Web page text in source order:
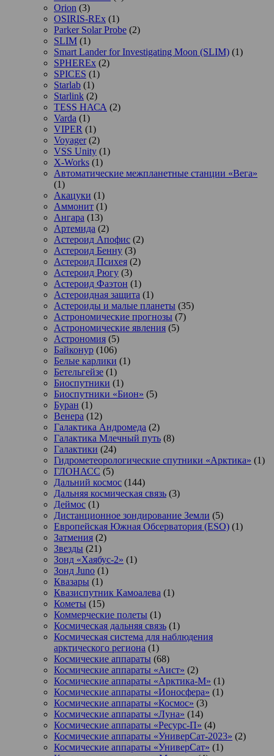
Orion (3)
OSIRIS-REx (1)
Parker Solar Probe (2)
SLIM (1)
Smart Lander for Investigating Moon (SLIM) (1)
SPHEREx (2)
SPICES (1)
Starlab (1)
Starlink (2)
TESS НАСА (2)
Varda (1)
VIPER (1)
Voyager(2)
VSS Unity (1)
X-Works (1)
Автоматические межпланетные станции «Вега»
(1)
Акацуки (1)
Аммонит (1)
Ангара (13)
Артемида (2)
Астероид Апофис (2)
Астероид Бенну (3)
Астероид Психея (2)
Астероид Рюгу (3)
Астероид Фаэтон (1)
Астероидная защита (1)
Астероиды и малые планеты (35)
Астрономические прогнозы (7)
Астрономические явления (5)
Астрономия (5)
Байконур (106)
Белые карлики (1)
Бетельгейзе (1)
Биоспутники (1)
Биоспутники «Бион» (5)
Буран (1)
Венера (12)
Галактика Андромеда (2)
Галактика Млечный путь (8)
Галактики (24)
Гидрометеорологические спутники «Арктика» (1)
ГЛОНАСС (5)
Дальний космос (144)
Дальняя космическая связь (3)
Деймос (1)
Дистанционное зондирование Земли (5)
Европейская Южная Обсерватория (ESO) (1)
Затмения (2)
Звезды (21)
Зонд «Хаябус-2» (1)
Зонд Juno (1)
Квазары (1)
Квазиспутник Камоалева (1)
Кометы (15)
Коммерческие полеты (1)
Космическая дальняя связь (1)
Космическая система для наблюдения
арктического региона (1)
Космические аппараты (68)
Космические аппараты «Аист» (2)
Космические аппараты «Арктика-М» (1)
Космические аппараты «Ионосфера» (1)
Космические аппараты «Космос» (3)
Космические аппараты «Луна» (14)
Космические аппараты «Ресурс-П» (4)
Космические аппараты «УниверСат-2023» (2)
Космические аппараты «УниверСат» (1)